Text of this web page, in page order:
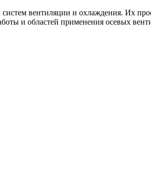
вентиляции и охлаждения. Их
и областей применения осевых